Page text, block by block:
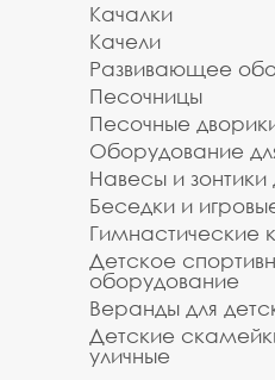
Качалки
Качели
Развивающее
Песочницы
Песочные
Оборудование
Навесы и зонтики
Беседки и
Гимнастические
Детское
оборудование
Веранды для
Детские
уличные